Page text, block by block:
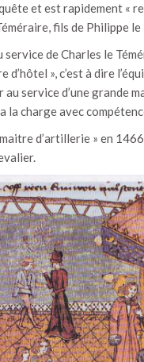
et est rapidement «
fils de Philippe le
de Charles le
d’hôtel », c’est à dire
service d’une grande
la charge avec
d’artillerie » en